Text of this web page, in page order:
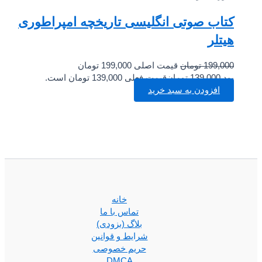
کتاب صوتی انگلیسی تاریخچه امپراطوری
هیتلر
199,000 تومان
قیمت اصلی 199,000 تومان
139,000 تومانقیمت فعلی 139,000 تومان است.
افزودن به سبد خرید
تماس با ما
بلاگ (بزودی)
شرایط و قوانین
حریم خصوصی